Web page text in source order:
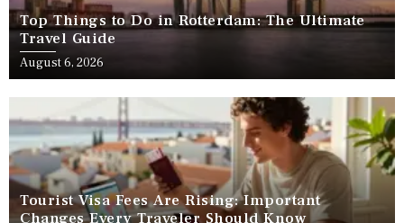
Top Things to Do in Rotterdam: The Ultimate
Travel Guide
August 6, 2026
Tourist Visa Fees Are Rising: Important
Changes Every Traveler Should Know